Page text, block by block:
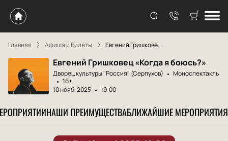
Главная Афиша и Билеты Евгений Гришкове...
Евгений Гришковец «Когда я боюсь?»
Дворец культуры "Россия" (Серпухов)
Моноспектакль
16+
10 нояб. 2025
19:00
НАШИ ПРЕИМУЩЕСТВАБЛИЖАЙШИЕ МЕРОПРИЯТИЯ